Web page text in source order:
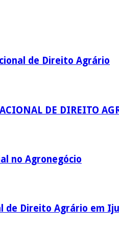
de Direito Agrário
DE DIREITO
no Agronegócio
de Direito Agrário em